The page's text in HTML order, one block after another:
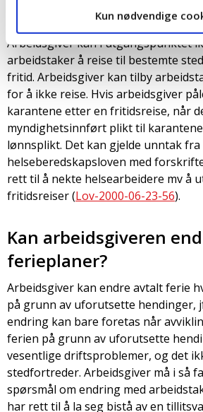
Kun nødvendige
til utlandet når jeg har
Arbeidsgiver kan i utgangspunktet
arbeidstaker å reise til bestemte
fritid. Arbeidsgiver kan tilby
for å ikke reise. Hvis arbeidsgiver
karantene etter en fritidsreise, når
myndighetsinnført plikt til
lønnsplikt. Det kan gjelde unntak fra
helseberedskapsloven med
rett til å nekte helsearbeidere mv å
fritidsreiser (Lov-2000-06-23-56).
Kan arbeidsgiveren
ferieplaner?
Arbeidsgiver kan endre avtalt ferie
på grunn av uforutsette hendinger,
endring kan bare foretas når
ferien på grunn av uforutsette
vesentlige driftsproblemer, og det
stedfortreder. Arbeidsgiver må i så
spørsmål om endring med
har rett til å la seg bistå av en